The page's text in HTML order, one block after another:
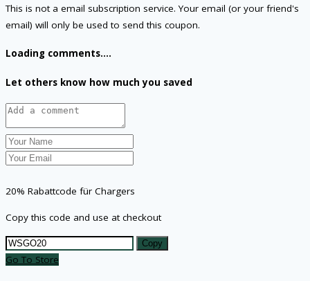
This is not a email subscription service. Your email (or your friend's
email) will only be used to send this coupon.
Loading comments....
Let others know how much you saved
20% Rabattcode für Chargers
Copy this code and use at checkout
Copy
Go To Store